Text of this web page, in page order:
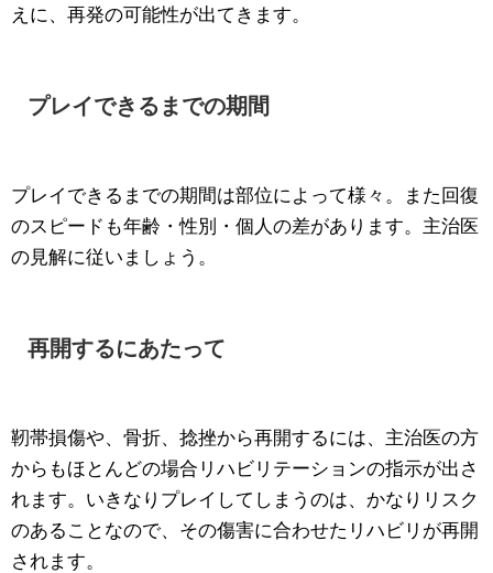
えに、再発の可能性が出てきます。
プレイできるまでの期間
プレイできるまでの期間は部位によって様々。また回復
のスピードも年齢・性別・個人の差があります。主治医
の見解に従いましょう。
再開するにあたって
靭帯損傷や、骨折、捻挫から再開するには、主治医の方
からもほとんどの場合リハビリテーションの指示が出さ
れます。いきなりプレイしてしまうのは、かなりリスク
のあることなので、その傷害に合わせたリハビリが再開
されます。